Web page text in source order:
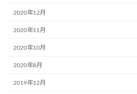
2020年12月
2020年11月
2020年10月
2020年8月
2019年12月